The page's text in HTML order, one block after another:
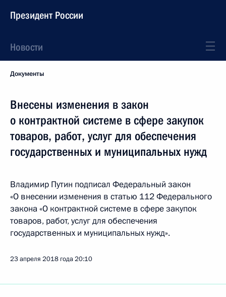
Президент России
Новости
Документы
Внесены изменения в закон
о контрактной системе в сфере закупок
товаров, работ, услуг для обеспечения
государственных и муниципальных нужд
Владимир Путин подписал Федеральный закон
«О внесении изменения в статью 112 Федерального
закона «О контрактной системе в сфере закупок
товаров, работ, услуг для обеспечения
государственных и муниципальных нужд».
23 апреля 2018 года20:10